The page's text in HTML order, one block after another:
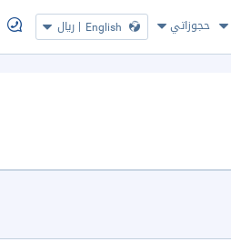
حجوزاتي English
| ريال